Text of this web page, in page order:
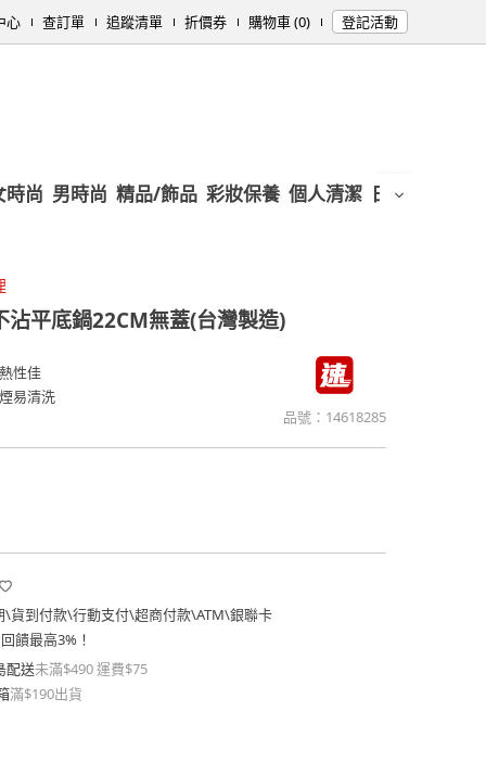
心 查訂單 追蹤清單 折價券 購物車 (0) 登記活動
時尚 男時尚 精品/飾品 彩妝保養 個人清潔 日用/紙品
沾平底鍋22CM無蓋(台灣製造)
性佳
易清洗
品號： 14618285
\貨到付款\行動支付\超商付款\ATM\銀聯卡
饋最高3%！
配送未滿$490 運費$75
滿$190出貨